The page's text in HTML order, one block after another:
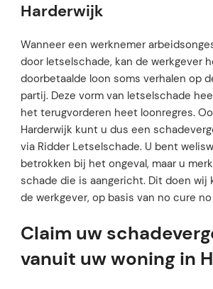
Harderwijk
Wanneer een werknemer
door letselschade, kan de werkgever
doorbetaalde loon soms verhalen op
partij. Deze vorm van letselschade
het terugvorderen heet loonregres.
Harderwijk kunt u dus een
via Ridder Letselschade. U bent
betrokken bij het ongeval, maar u
schade die is aangericht. Dit doen wij
de werkgever, op basis van no cure no
Claim uw
vanuit uw woning in